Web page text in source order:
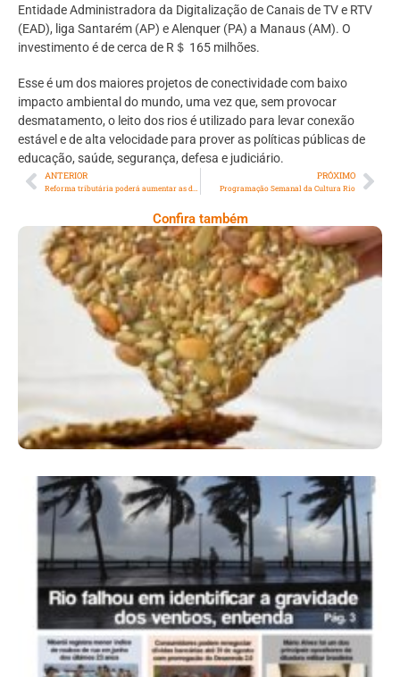
Entidade Administradora da Digitalização de Canais de TV e RTV
(EAD), liga Santarém (AP) e Alenquer (PA) a Manaus (AM). O
investimento é de cerca de R＄ 165 milhões.
Esse é um dos maiores projetos de conectividade com baixo
impacto ambiental do mundo, uma vez que, sem provocar
desmatamento, o leito dos rios é utilizado para levar conexão
estável e de alta velocidade para prover as políticas públicas de
educação, saúde, segurança, defesa e judiciário.
ANTERIOR
Reforma tributária poderá aumentar as desigualdades e onerar ainda mais os pobres
PRÓXIMO
Programação Semanal da Cultura Rio
Confira também
Comer Bem: Cracker De Sementes
Ano X – Número 366 01 A 07 De Agosto De
2026